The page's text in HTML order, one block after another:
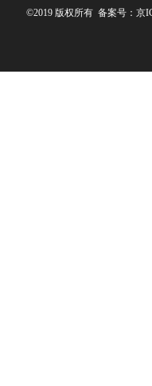
©2019 版权所有 备案号： 京